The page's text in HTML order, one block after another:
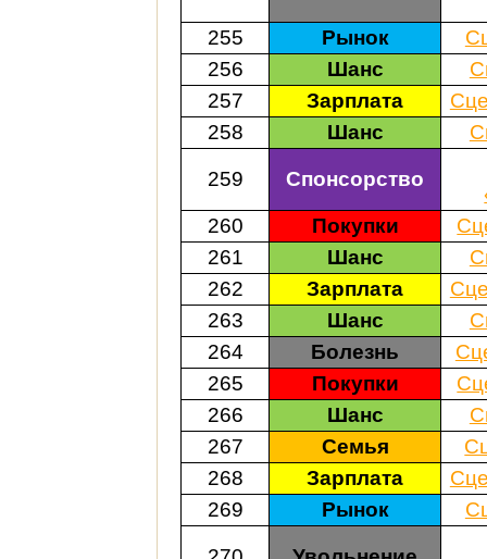
255 Рынок
256
Шанс
257
Зарплата
258
Шанс
259 Спонсорство
260
Покупки
261
Шанс
262
Зарплата
263
Шанс
264
Болезнь
265
Покупки
266
Шанс
267
Семья
268
Зарплата
269
Рынок